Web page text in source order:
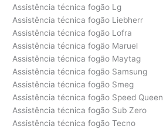
Assistência técnica fogão Lg
Assistência técnica fogão Liebherr
Assistência técnica fogão Lofra
Assistência técnica fogão Maruel
Assistência técnica fogão Maytag
Assistência técnica fogão Samsung
Assistência técnica fogão Smeg
Assistência técnica fogão Speed Queen
Assistência técnica fogão Sub Zero
Assistência técnica fogão Tecno